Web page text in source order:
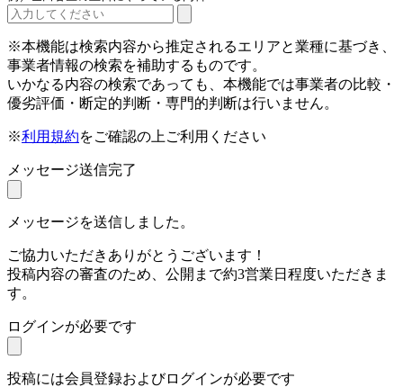
※本機能は検索内容から推定されるエリアと業種に基づき、
事業者情報の検索を補助するものです。
いかなる内容の検索であっても、本機能では事業者の比較・
優劣評価・断定的判断・専門的判断は行いません。
※利用規約をご確認の上ご利用ください
メッセージ送信完了
メッセージを送信しました。
ご協力いただきありがとうございます！
投稿内容の審査のため、公開まで約3営業日程度いただきま
す。
ログインが必要です
投稿には会員登録およびログインが必要です